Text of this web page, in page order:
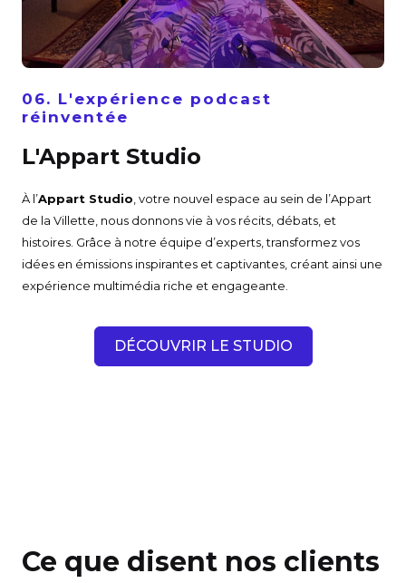
06. L'expérience podcast
réinventée
L'Appart Studio
À l’Appart Studio , votre nouvel espace au sein de l’Appart
de la Villette, nous donnons vie à vos récits, débats, et
histoires. Grâce à notre équipe d’experts, transformez vos
idées en émissions inspirantes et captivantes, créant ainsi une
expérience multimédia riche et engageante.
DÉCOUVRIR LE STUDIO
Ce que disent nos clients